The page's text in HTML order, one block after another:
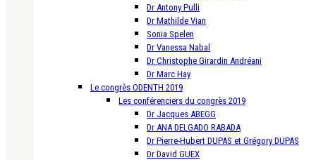
Dr Antony Pulli
Dr Mathilde Vian
Sonia Spelen
Dr Vanessa Nabal
Dr Christophe Girardin Andréani
Dr Marc Hay
Le congrès ODENTH 2019
Les conférenciers du congrès 2019
Dr Jacques ABEGG
Dr ANA DELGADO RABADA
Dr Pierre-Hubert DUPAS et Grégory DUPAS
Dr David GUEX